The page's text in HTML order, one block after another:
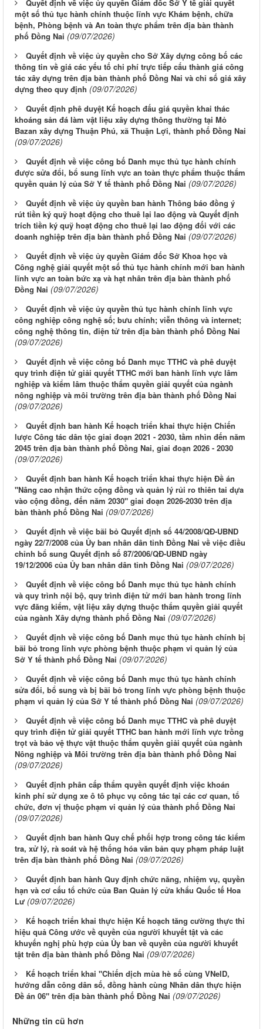
Quyết định về việc ủy quyền Giám đốc Sở Y tế giải quyết
một số thủ tục hành chính thuộc lĩnh vực Khám bệnh, chữa
bệnh, Phòng bệnh và An toàn thực phẩm trên địa bàn thành
phố Đồng Nai (09/07/2026)
Quyết định về việc ủy quyền cho Sở Xây dựng công bố các
thông tin về giá các yếu tố chi phí trực tiếp cấu thành giá công
tác xây dựng trên địa bàn thành phố Đồng Nai và chỉ số giá xây
dựng theo quy định (09/07/2026)
Quyết định phê duyệt Kế hoạch đấu giá quyền khai thác
khoáng sản đá làm vật liệu xây dựng thông thường tại Mỏ
Bazan xây dựng Thuận Phú, xã Thuận Lợi, thành phố Đồng Nai
(09/07/2026)
Quyết định về việc công bố Danh mục thủ tục hành chính
được sửa đổi, bổ sung lĩnh vực an toàn thực phẩm thuộc thẩm
quyền quản lý của Sở Y tế thành phố Đồng Nai (09/07/2026)
Quyết định về việc ủy quyền ban hành Thông báo đồng ý
rút tiền ký quỹ hoạt động cho thuê lại lao động và Quyết định
trích tiền ký quỹ hoạt động cho thuê lại lao động đối với các
doanh nghiệp trên địa bàn thành phố Đồng Nai (09/07/2026)
Quyết định về việc ủy quyền Giám đốc Sở Khoa học và
Công nghệ giải quyết một số thủ tục hành chính mới ban hành
lĩnh vực an toàn bức xạ và hạt nhân trên địa bàn thành phố
Đồng Nai (09/07/2026)
Quyết định về việc ủy quyền thủ tục hành chính lĩnh vực
công nghiệp công nghệ số; bưu chính; viễn thông và internet;
công nghệ thông tin, điện tử trên địa bàn thành phố Đồng Nai
(09/07/2026)
Quyết định về việc công bố Danh mục TTHC và phê duyệt
quy trình điện tử giải quyết TTHC mới ban hành lĩnh vực lâm
nghiệp và kiểm lâm thuộc thẩm quyền giải quyết của ngành
nông nghiệp và môi trường trên địa bàn thành phố Đồng Nai
(09/07/2026)
Quyết định ban hành Kế hoạch triển khai thực hiện Chiến
lược Công tác dân tộc giai đoạn 2021 - 2030, tầm nhìn đến năm
2045 trên địa bàn thành phố Đồng Nai, giai đoạn 2026 - 2030
(09/07/2026)
Quyết định ban hành Kế hoạch triển khai thực hiện Đề án
"Nâng cao nhận thức cộng đồng và quản lý rủi ro thiên tai dựa
vào cộng đồng, đến năm 2030" giai đoạn 2026-2030 trên địa
bàn thành phố Đồng Nai (09/07/2026)
Quyết định về việc bãi bỏ Quyết định số 44/2008/QĐ-UBND
ngày 22/7/2008 của Ủy ban nhân dân tỉnh Đồng Nai về việc điều
chỉnh bổ sung Quyết định số 87/2006/QĐ-UBND ngày
19/12/2006 của Ủy ban nhân dân tỉnh Đồng Nai (09/07/2026)
Quyết định về việc công bố Danh mục thủ tục hành chính
và quy trình nội bộ, quy trình điện tử mới ban hành trong lĩnh
vực đăng kiểm, vật liệu xây dựng thuộc thẩm quyền giải quyết
của ngành Xây dựng thành phố Đồng Nai (09/07/2026)
Quyết định về việc công bố Danh mục thủ tục hành chính bị
bãi bỏ trong lĩnh vực phòng bệnh thuộc phạm vi quản lý của
Sở Y tế thành phố Đồng Nai (09/07/2026)
Quyết định về việc công bố Danh mục thủ tục hành chính
sửa đổi, bổ sung và bị bãi bỏ trong lĩnh vực phòng bệnh thuộc
phạm vi quản lý của Sở Y tế thành phố Đồng Nai (09/07/2026)
Quyết định về việc công bố Danh mục TTHC và phê duyệt
quy trình điện tử giải quyết TTHC ban hành mới lĩnh vực trồng
trọt và bảo vệ thực vật thuộc thẩm quyền giải quyết của ngành
Nông nghiệp và Môi trường trên địa bàn thành phố Đồng Nai
(09/07/2026)
Quyết định phân cấp thẩm quyền quyết định việc khoán
kinh phí sử dụng xe ô tô phục vụ công tác tại các cơ quan, tổ
chức, đơn vị thuộc phạm vi quản lý của thành phố Đồng Nai
(09/07/2026)
Quyết định ban hành Quy chế phối hợp trong công tác kiểm
tra, xử lý, rà soát và hệ thống hóa văn bản quy phạm pháp luật
trên địa bàn thành phố Đồng Nai (09/07/2026)
Quyết định ban hành Quy định chức năng, nhiệm vụ, quyền
hạn và cơ cấu tổ chức của Ban Quản lý cửa khẩu Quốc tế Hoa
Lư (09/07/2026)
Kế hoạch triển khai thực hiện Kế hoạch tăng cường thực thi
hiệu quả Công ước về quyền của người khuyết tật và các
khuyến nghị phù hợp của Ủy ban về quyền của người khuyết
tật trên địa bàn thành phố Đồng Nai (09/07/2026)
Kế hoạch triển khai "Chiến dịch mùa hè số cùng VNeID,
hướng dẫn công dân số, đồng hành cùng Nhân dân thực hiện
Đề án 06" trên địa bàn thành phố Đồng Nai (09/07/2026)
Những tin cũ hơn